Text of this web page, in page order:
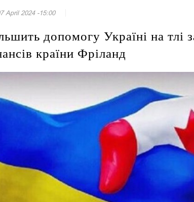
April 2024 -15:00
допомогу Україні на
країни Фріланд